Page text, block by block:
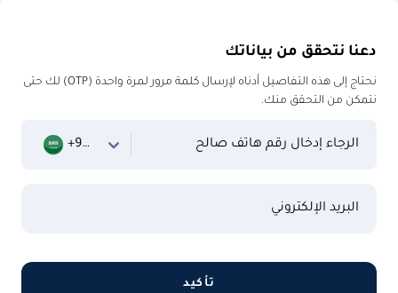
دعنا نتحقق من بياناتك
نحتاج إلى هذه التفاصيل أدناه لإرسال كلمة مرور لمرة واحدة (OTP) لك حتى
نتمكن من التحقق منك.
+966 الرجاء إدخال رقم هاتف صالح
البريد الإلكتروني
تأكيد